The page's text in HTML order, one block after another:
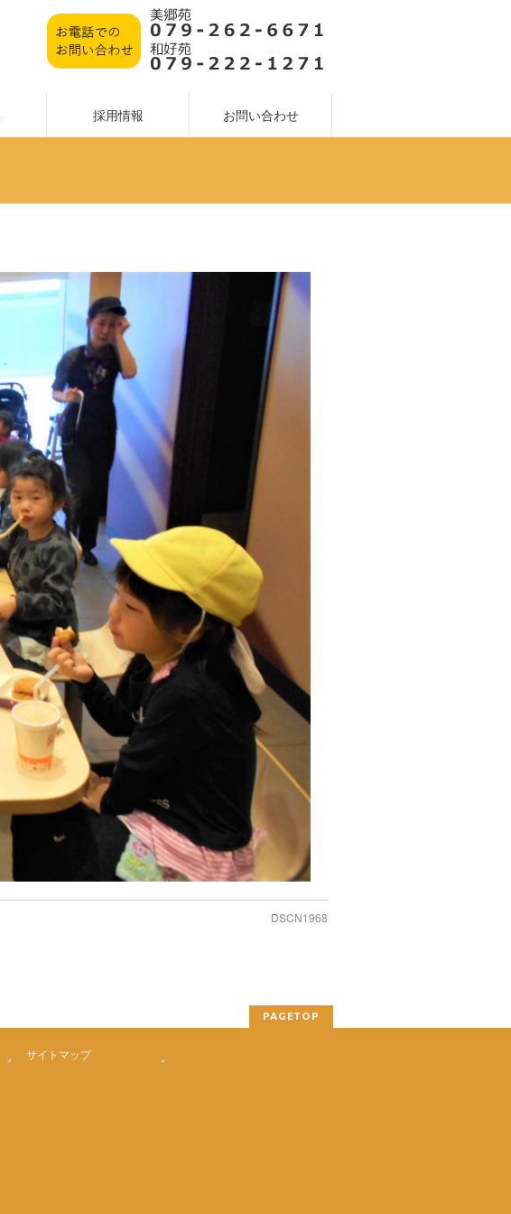
採用情報 お問い合わせ
DSCN1968
PAGETOP
サイトマップ